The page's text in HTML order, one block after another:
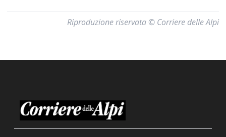
Riproduzione riservata © Corriere delle Alpi